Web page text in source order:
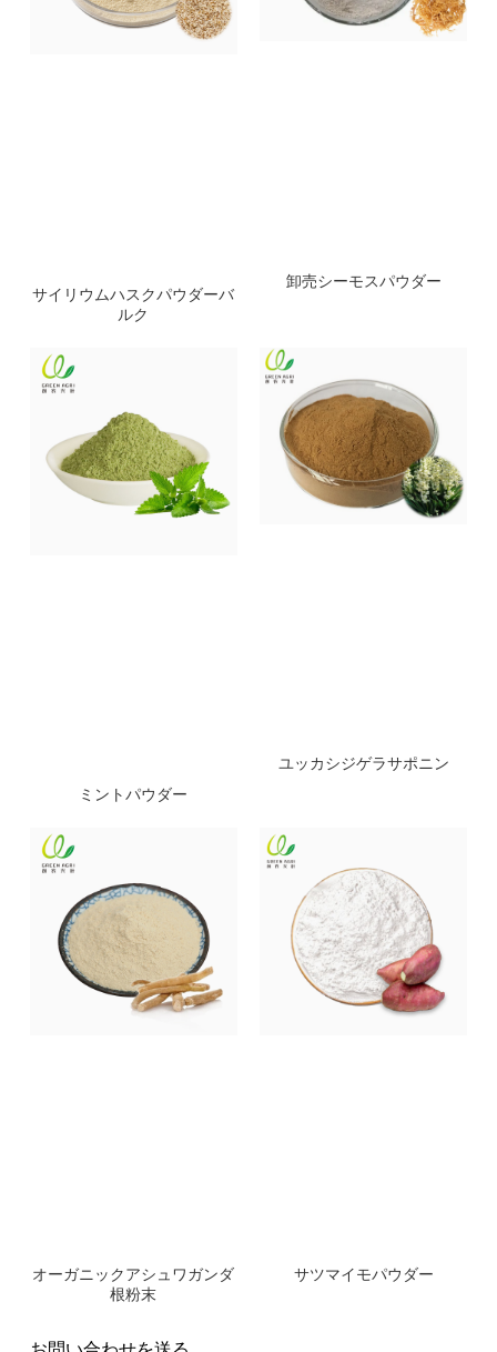
サイリウムハスクパウダーバ
ルク
卸売シーモスパウダー
ミントパウダー
ユッカシジゲラサポニン
オーガニックアシュワガンダ
根粉末
サツマイモパウダー